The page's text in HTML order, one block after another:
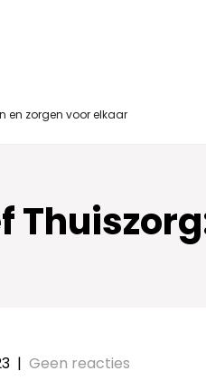
en zorgen voor elkaar
| Geen reacties